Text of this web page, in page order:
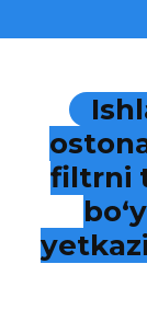
filtrni